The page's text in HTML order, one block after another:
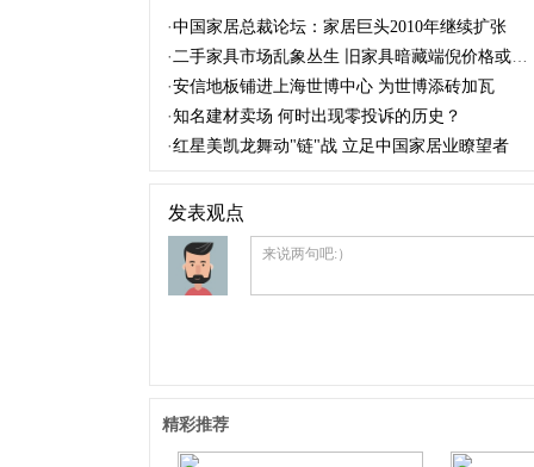
·中国家居总裁论坛：家居巨头2010年继续扩张
·二手家具市场乱象丛生 旧家具暗藏端倪价格或飙升
·安信地板铺进上海世博中心 为世博添砖加瓦
·知名建材卖场 何时出现零投诉的历史？
·红星美凯龙舞动"链"战 立足中国家居业瞭望者
发表观点
来说两句吧:）
精彩推荐